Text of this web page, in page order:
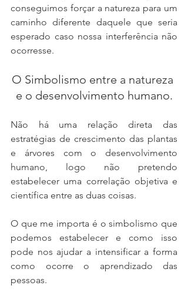
conseguimos forçar a natureza para um
caminho diferente daquele que seria
esperado caso nossa interferência não
ocorresse.
O Simbolismo entre a natureza
e o desenvolvimento humano.
Não há uma relação direta das
estratégias de crescimento das plantas
e árvores com o desenvolvimento
humano, logo não pretendo
estabelecer uma correlação objetiva e
científica entre as duas coisas.
O que me importa é o simbolismo que
podemos estabelecer e como isso
pode nos ajudar a intensificar a forma
como ocorre o aprendizado das
pessoas.